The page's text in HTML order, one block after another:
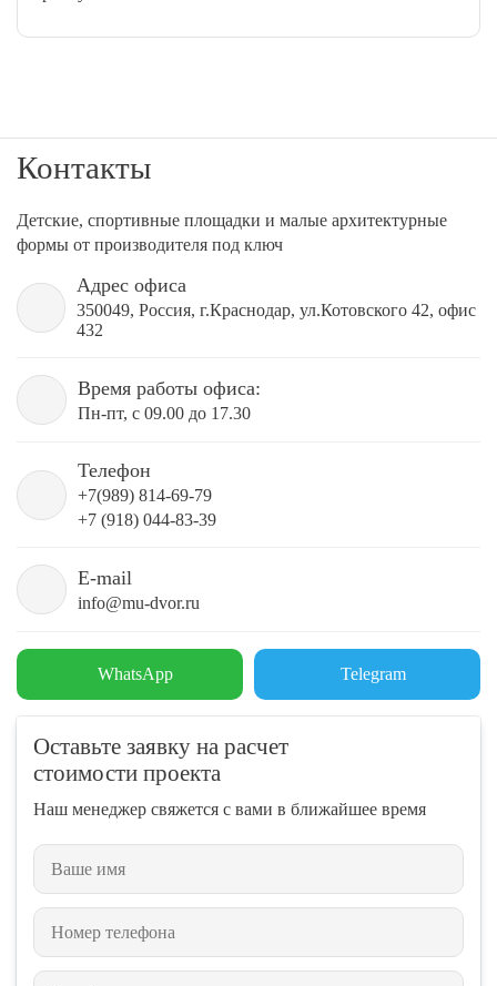
Контакты
Детские, спортивные площадки и малые архитектурные
формы от производителя под ключ
Адрес офиса
350049, Россия, г.Краснодар, ул.Котовского 42, офис
432
Время работы офиса:
Пн-пт, с 09.00 до 17.30
Телефон
+7(989) 814-69-79
+7 (918) 044-83-39
E-mail
info@mu-dvor.ru
WhatsApp Telegram
Оставьте заявку на расчет
стоимости проекта
Наш менеджер свяжется с вами в ближайшее время